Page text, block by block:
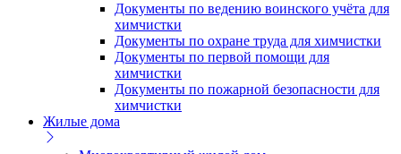
Документы по ведению воинского учёта для
химчистки
Документы по охране труда для химчистки
Документы по первой помощи для
химчистки
Документы по пожарной безопасности для
химчистки
Жилые дома